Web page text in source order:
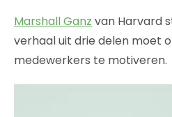
Marshall Ganz van Harvard
verhaal uit drie delen moet
medewerkers te motiveren.